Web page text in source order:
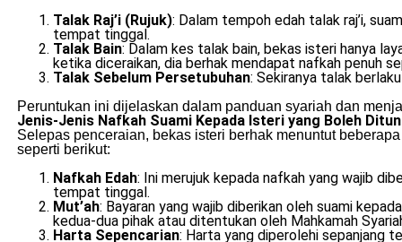
Talak Raj’i (Rujuk): Dalam tempoh edah talak raj’i,
tempat tinggal.
Talak Bain: Dalam kes talak bain, bekas isteri hanya
ketika diceraikan, dia berhak mendapat nafkah penuh
Talak Sebelum Persetubuhan: Sekiranya talak
Peruntukan ini dijelaskan dalam panduan syariah dan
Jenis-Jenis Nafkah Suami Kepada Isteri yang Boleh
Selepas penceraian, bekas isteri berhak menuntut
seperti berikut:
Nafkah Edah: Ini merujuk kepada nafkah yang wajib
tempat tinggal.
Mut’ah: Bayaran yang wajib diberikan oleh suami
kedua-dua pihak atau ditentukan oleh Mahkamah
Harta Sepencarian: Harta yang diperolehi sepanjang